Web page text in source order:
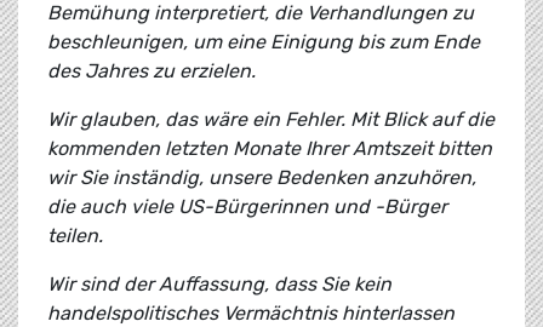
Bemühung interpretiert, die Verhandlungen zu
beschleunigen, um eine Einigung bis zum Ende
des Jahres zu erzielen.
Wir glauben, das wäre ein Fehler. Mit Blick auf die
kommenden letzten Monate Ihrer Amtszeit bitten
wir Sie inständig, unsere Bedenken anzuhören,
die auch viele US-Bürgerinnen und -Bürger
teilen.
Wir sind der Auffassung, dass Sie kein
handelspolitisches Vermächtnis hinterlassen